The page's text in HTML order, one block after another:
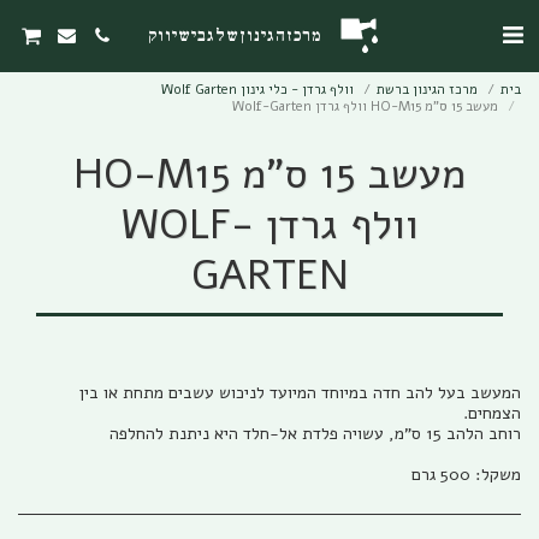
מרכז הגינון של גבי שיווק
בית מרכז הגינון ברשת
וולף גרדן - כלי גינון Wolf Garten
מעשב 15 ס"מ HO-M15 וולף גרדן Wolf-Garten
מעשב 15 ס"מ HO-M15
וולף גרדן WOLF-
GARTEN
המעשב בעל להב חדה במיוחד המיועד לניכוש עשבים מתחת או בין
משקל: 500 גרם